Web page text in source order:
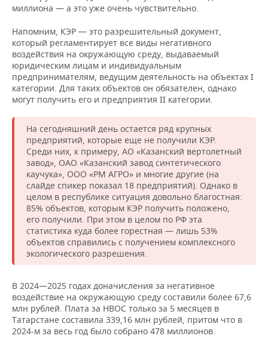
миллиона — а это уже очень чувствительно.
Напомним, КЭР — это разрешительный документ,
который регламентирует все виды негативного
воздействия на окружающую среду, выдаваемый
юридическим лицам и индивидуальным
предпринимателям, ведущим деятельность на объектах I
категории. Для таких объектов он обязателен, однако
могут получить его и предприятия II категории.
На сегодняшний день остается ряд крупных
предприятий, которые еще не получили КЭР.
Среди них, к примеру, АО «Казанский вертолетный
завод», ОАО «Казанский завод синтетического
каучука», ООО «РМ АГРО» и многие другие (на
слайде спикер показал 18 предприятий). Однако в
целом в республике ситуация довольно благостная:
85% объектов, которым КЭР получить положено,
его получили. При этом в целом по РФ эта
статистика куда более горестная — лишь 53%
объектов справились с получением комплексного
экологического разрешения.
В 2024—2025 годах доначисления за негативное
воздействие на окружающую среду составили более 67,6
млн рублей. Плата за НВОС только за 5 месяцев в
Татарстане составила 339,16 млн рублей, притом что в
2024-м за весь год было собрано 478 миллионов.